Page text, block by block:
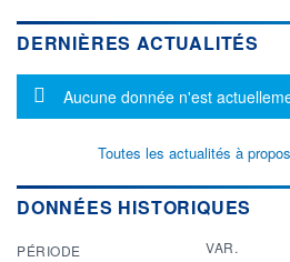
DERNIÈRES ACTUALITÉS
Message d'information
Aucune donnée n'est
Toutes les actualités à
DONNÉES HISTORIQUES
PÉRIODE VAR.